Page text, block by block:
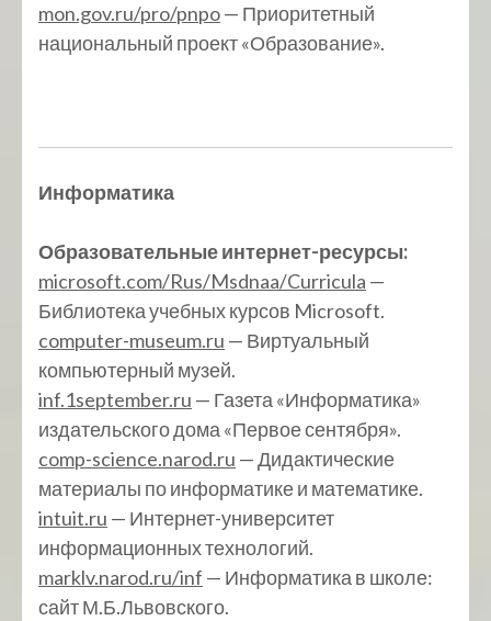
mon.gov.ru/pro/pnpo— Приоритетный
национальный проект «Образование».
Информатика
Образовательные интернет-ресурсы:
microsoft.com/Rus/Msdnaa/Curricula —
Библиотека учебных курсов Microsoft.
computer-museum.ru — Виртуальный
компьютерный музей.
inf.1september.ru — Газета «Информатика»
издательского дома «Первое сентября».
comp-science.narod.ru — Дидактические
материалы по информатике и математике.
intuit.ru — Интернет-университет
информационных технологий.
marklv.narod.ru/inf — Информатика в школе:
сайт М.Б.Львовского.